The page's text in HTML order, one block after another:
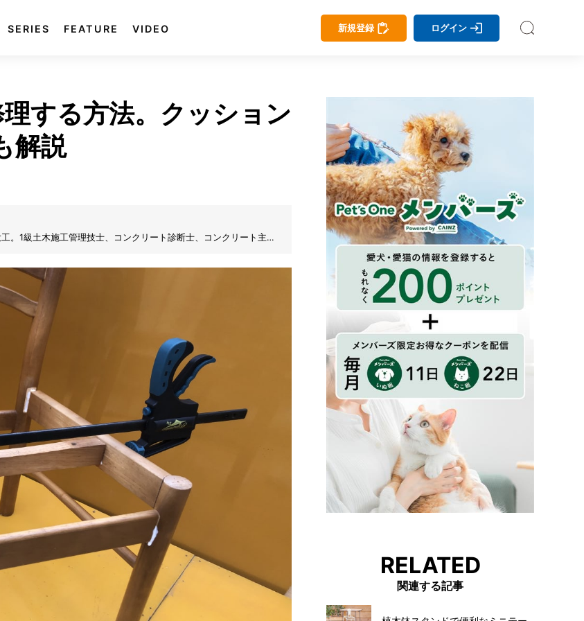
SERIES FEATURE VIDEO 新規登録 ログイン
する方法。クッション
解説
。1級土木施工管理技士、コンクリート診断士、コンクリート主任
RELATED
関連する記事